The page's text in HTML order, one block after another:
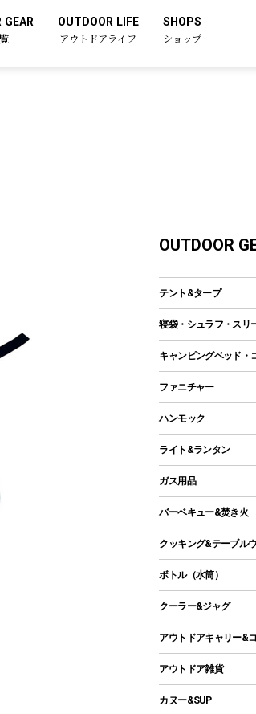
GEAR OUTDOOR LIFE
アウトドアライフ
SHOPS
ショップ
OUTDOOR
テント&タープ
テント
ツールームテント
ワンポールテント
シェルターテント
ロッジ型・オリジナル
タープ
スクエアタープ（レ
メッシュタープ
自立式タープ
パラソル
テントアクセサリー
ペグ
寝袋・シュラフ・スリ
レクタングラー型（
インナーシュラフ
キャンピングベッド・
キャンピングベッド
インフレータブルマ
ファニチャー
アウトドアテーブル
レジャーシート
ハンモック
ライト&ランタン
LEDランタン
ガスランタン
オイルランタン
LEDライト
ヘッドライト
キャンドル
ガス用品
ガスバーナー
ガス缶
ガストーチ、ライタ
バーベキュー&焚き火
バーベキューコンロ
焚き火台タイプ（ロ
卓上タイプグリル
パーティータイプグリ
鉄板、アミ
クッキング&テーブル
ダッチオーブン
ホットサンドメーカ
クッカーセット
シェラカップ
ボトル（水筒）
ステンレスボトル
コップ付きタイプ
ワンタッチタイプ
プラスチックボトル
クーラー&ジャグ
クーラーボックス
クーラーバッグ
ウォータージャグ
アウトドアキャリー&
アウトドアキャリー
アウトドア雑貨
バックパック&バッグ
カヌー&SUP